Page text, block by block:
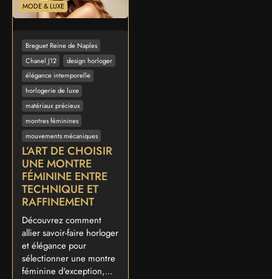
MODE & LUXE
Breguet Reine de Naples
Chanel J12
design horloger
élégance intemporelle
horlogerie de luxe
matériaux précieux
montres féminines
mouvements mécaniques
L’ART DE CHOISIR
UNE MONTRE
FÉMININE ENTRE
TECHNIQUE ET
RAFFINEMENT
Découvrez comment
allier savoir-faire horloger
et élégance pour
sélectionner une montre
féminine d'exception,...